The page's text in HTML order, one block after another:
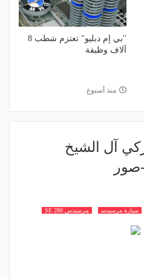
"بي إم دبليو" تعتزم شطب 8
آلاف وظيفة
منذ أسبوع
آل الشيخ
-صور
سيارة مرسيدس مرسيدس 280 SE